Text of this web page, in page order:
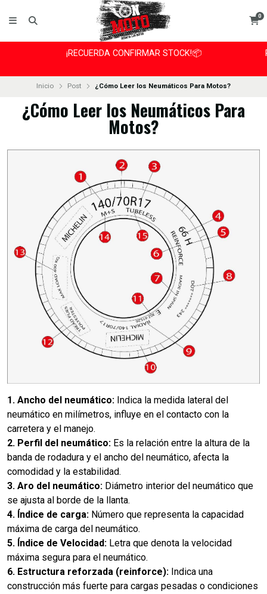
0
¡RECUERDA CONFIRMAR STOCK!📦
Inicio Post ¿Cómo Leer los Neumáticos Para Motos?
¿Cómo Leer los Neumáticos Para
Motos?
1. Ancho del neumático: Indica la medida lateral del
neumático en milímetros, influye en el contacto con la
carretera y el manejo.
2. Perfil del neumático: Es la relación entre la altura de la
banda de rodadura y el ancho del neumático, afecta la
comodidad y la estabilidad.
3. Aro del neumático: Diámetro interior del neumático que
se ajusta al borde de la llanta.
4. Índice de carga: Número que representa la capacidad
máxima de carga del neumático.
5. Índice de Velocidad: Letra que denota la velocidad
máxima segura para el neumático.
6. Estructura reforzada (reinforce): Indica una
construcción más fuerte para cargas pesadas o condiciones